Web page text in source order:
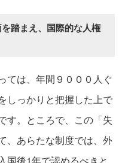
踏まえ、国際的な人権
ては、年間９０００人ぐ
しっかりと把握した上で
す。ところで、この「失
、あらたな制度では、外